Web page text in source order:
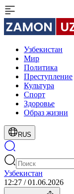
Узбекистан
Мир
Политика
Преступление
Культура
Спорт
Здоровье
Образ жизни
RUS
Узбекистан
12:27 / 01.06.2026